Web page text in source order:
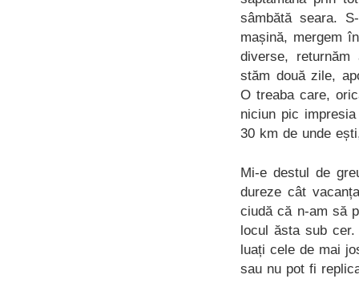
sâmbătă seara.
mașină, mergem
diverse,
stăm două zile,
O treaba care,
niciun pic
30 km de unde
Mi-e destul de
dureze cât
ciudă că n-am să
locul ăsta sub
luați cele de mai
sau nu pot fi